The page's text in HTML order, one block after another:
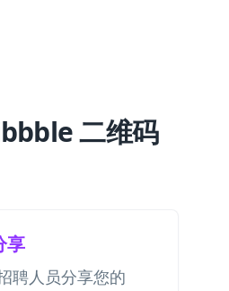
二维码
享
聘人员分享您的